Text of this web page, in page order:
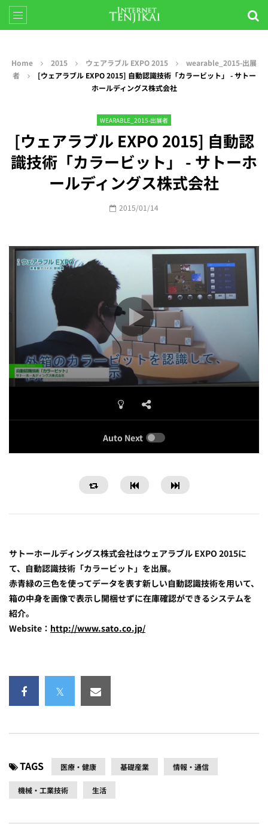
Home 2015 ウェアラブル EXPO 2015
wearable_2015-出展
者
[ウェアラブル EXPO 2015] 自動認識技術「カラービット」 - サトー
ホールディングス株式会社
WEARABLE_2015-出展者
[ウェアラブル EXPO 2015] 自動認
識技術「カラービット」 - サトーホ
ールディングス株式会社
2015/01/14
Auto Next
サトーホールディングス株式会社はウェアラブル EXPO 2015に
て、自動認識技術「カラービット」を出展。
赤青緑の三色を使ってデータを表す新しい自動認識技術を用いて、
箱の中身を画像で表示し開梱せずに在庫確認ができるシステムを
紹介。
Website： http://www.sato.co.jp/
TAGS 医療・健康 基礎産業 情報・通信
機械・工業技術 生活